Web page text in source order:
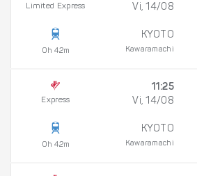
Limited Express
0h 42m
Vi, 14/08
KYOTO
Kawaramachi
Express
0h 42m
11:25
Vi, 14/08
KYOTO
Kawaramachi